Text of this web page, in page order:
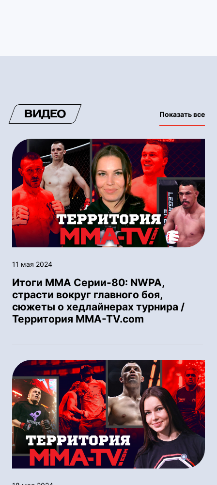
ВИДЕО Показать все
11 мая 2024
Итоги ММА Серии-80: NWPA,
страсти вокруг главного боя,
сюжеты о хедлайнерах турнира /
Территория MMA-TV.com